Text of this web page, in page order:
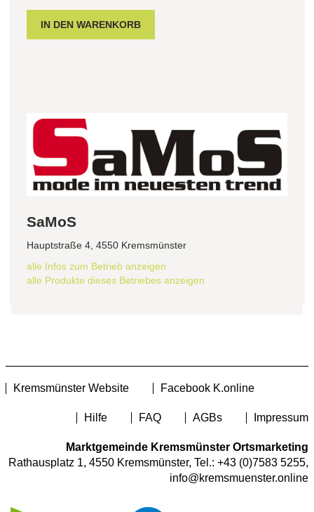
SaMoS
Hauptstraße 4, 4550 Kremsmünster
alle Infos zum Betrieb anzeigen
alle Produkte dieses Betriebes anzeigen
Kremsmünster Website Facebook K.online
Hilfe FAQ AGBs Impressum
Marktgemeinde Kremsmünster Ortsmarketing
Rathausplatz 1, 4550 Kremsmünster, Tel.: +43 (0)7583 5255,
info@kremsmuenster.online